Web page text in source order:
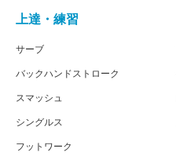
上達・練習
サーブ
バックハンドストローク
スマッシュ
シングルス
フットワーク